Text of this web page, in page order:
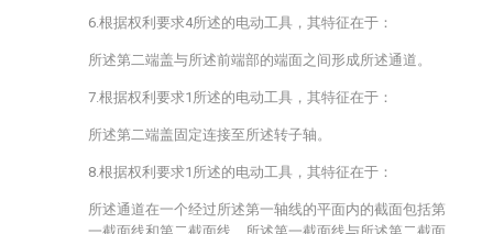
6.根据权利要求4所述的电动工具，其特征在于：
所述第二端盖与所述前端部的端面之间形成所述通道。
7.根据权利要求1所述的电动工具，其特征在于：
所述第二端盖固定连接至所述转子轴。
8.根据权利要求1所述的电动工具，其特征在于：
所述通道在一个经过所述第一轴线的平面内的截面包括第